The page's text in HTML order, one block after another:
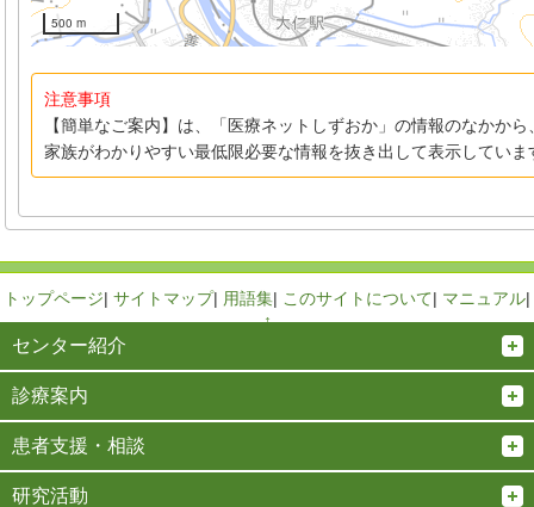
500 m
注意事項
【簡単なご案内】は、「医療ネットしずおか」の情報のなかか
家族がわかりやすい最低限必要な情報を抜き出して表示していま
トップページ| サイトマップ| 用語集| このサイトについて| マニュアル|
↑
センター紹介
診療案内
患者支援・相談
研究活動